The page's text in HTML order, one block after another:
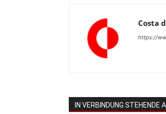
Costa
https://
IN VERBINDUNG STEHENDE